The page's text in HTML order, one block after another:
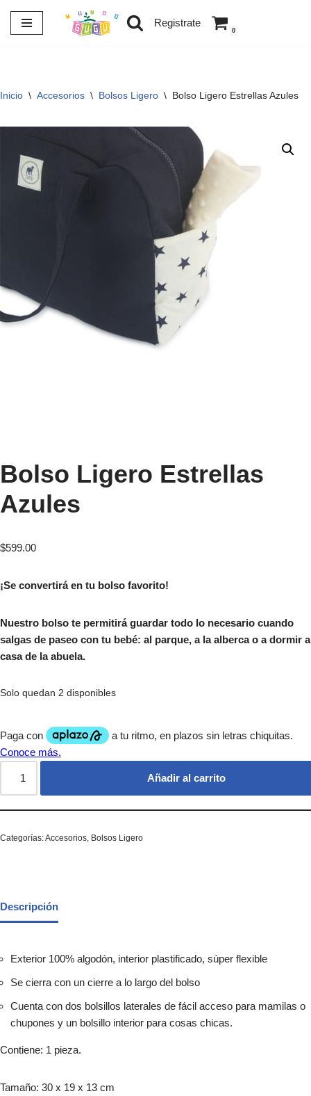
Saltar
Registrate
0
Inicio \ Accesorios \ Bolsos Ligero \ Bolso Ligero Estrellas Azules
Bolso Ligero Estrellas
Azules
$599.00
¡Se convertirá en tu bolso favorito!
Nuestro bolso te permitirá guardar todo lo necesario cuando
salgas de paseo con tu bebé: al parque, a la alberca o a dormir a
casa de la abuela.
Solo quedan 2 disponibles
Añadir al carrito
Categorías:Accesorios Bolsos Ligero
Descripción
Exterior 100% algodón, interior plastificado, súper flexible
Se cierra con un cierre a lo largo del bolso
Cuenta con dos bolsillos laterales de fácil acceso para mamilas o
chupones y un bolsillo interior para cosas chicas.
Contiene: 1 pieza.
Tamaño: 30 x 19 x 13 cm